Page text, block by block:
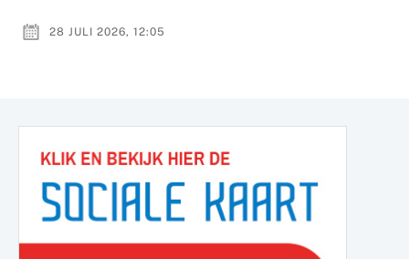
28 JULI 2026, 12:05